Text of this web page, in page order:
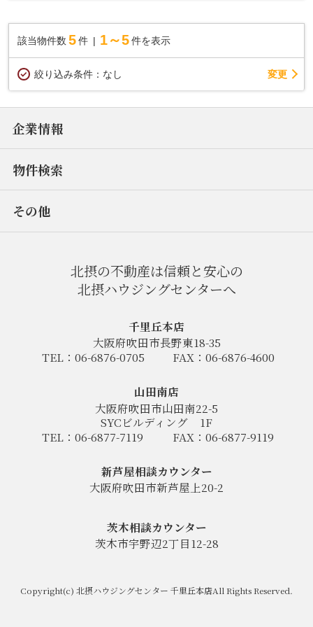
ため、陽当たり・通風良好♪ ◇専有面積78.99㎡の4LDK...
該当物件数 5件 1～5 件を表示
絞り込み条件： なし 変更
企業情報
物件検索
その他
北摂の不動産は信頼と安心の
北摂ハウジングセンターへ
千里丘本店
大阪府吹田市長野東18-35
TEL：06-6876-0705
FAX：06-6876-4600
山田南店
大阪府吹田市山田南22-5
SYCビルディング
1F
TEL：06-6877-7119
FAX：06-6877-9119
新芦屋相談カウンター
大阪府吹田市新芦屋上20-2
茨木相談カウンター
茨木市宇野辺2丁目12-28
Copyright(c) 北摂ハウジングセンター 千里丘本店All Rights Reserved.